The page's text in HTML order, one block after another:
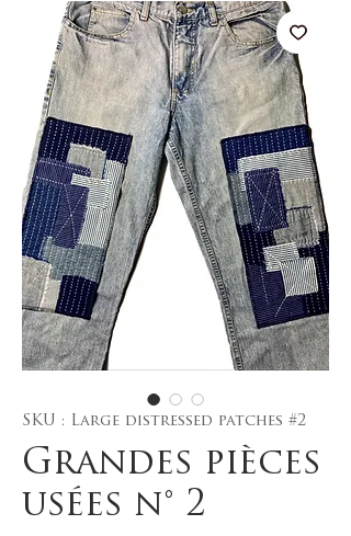
SKU : Large distressed patches #2
Grandes pièces
usées n° 2